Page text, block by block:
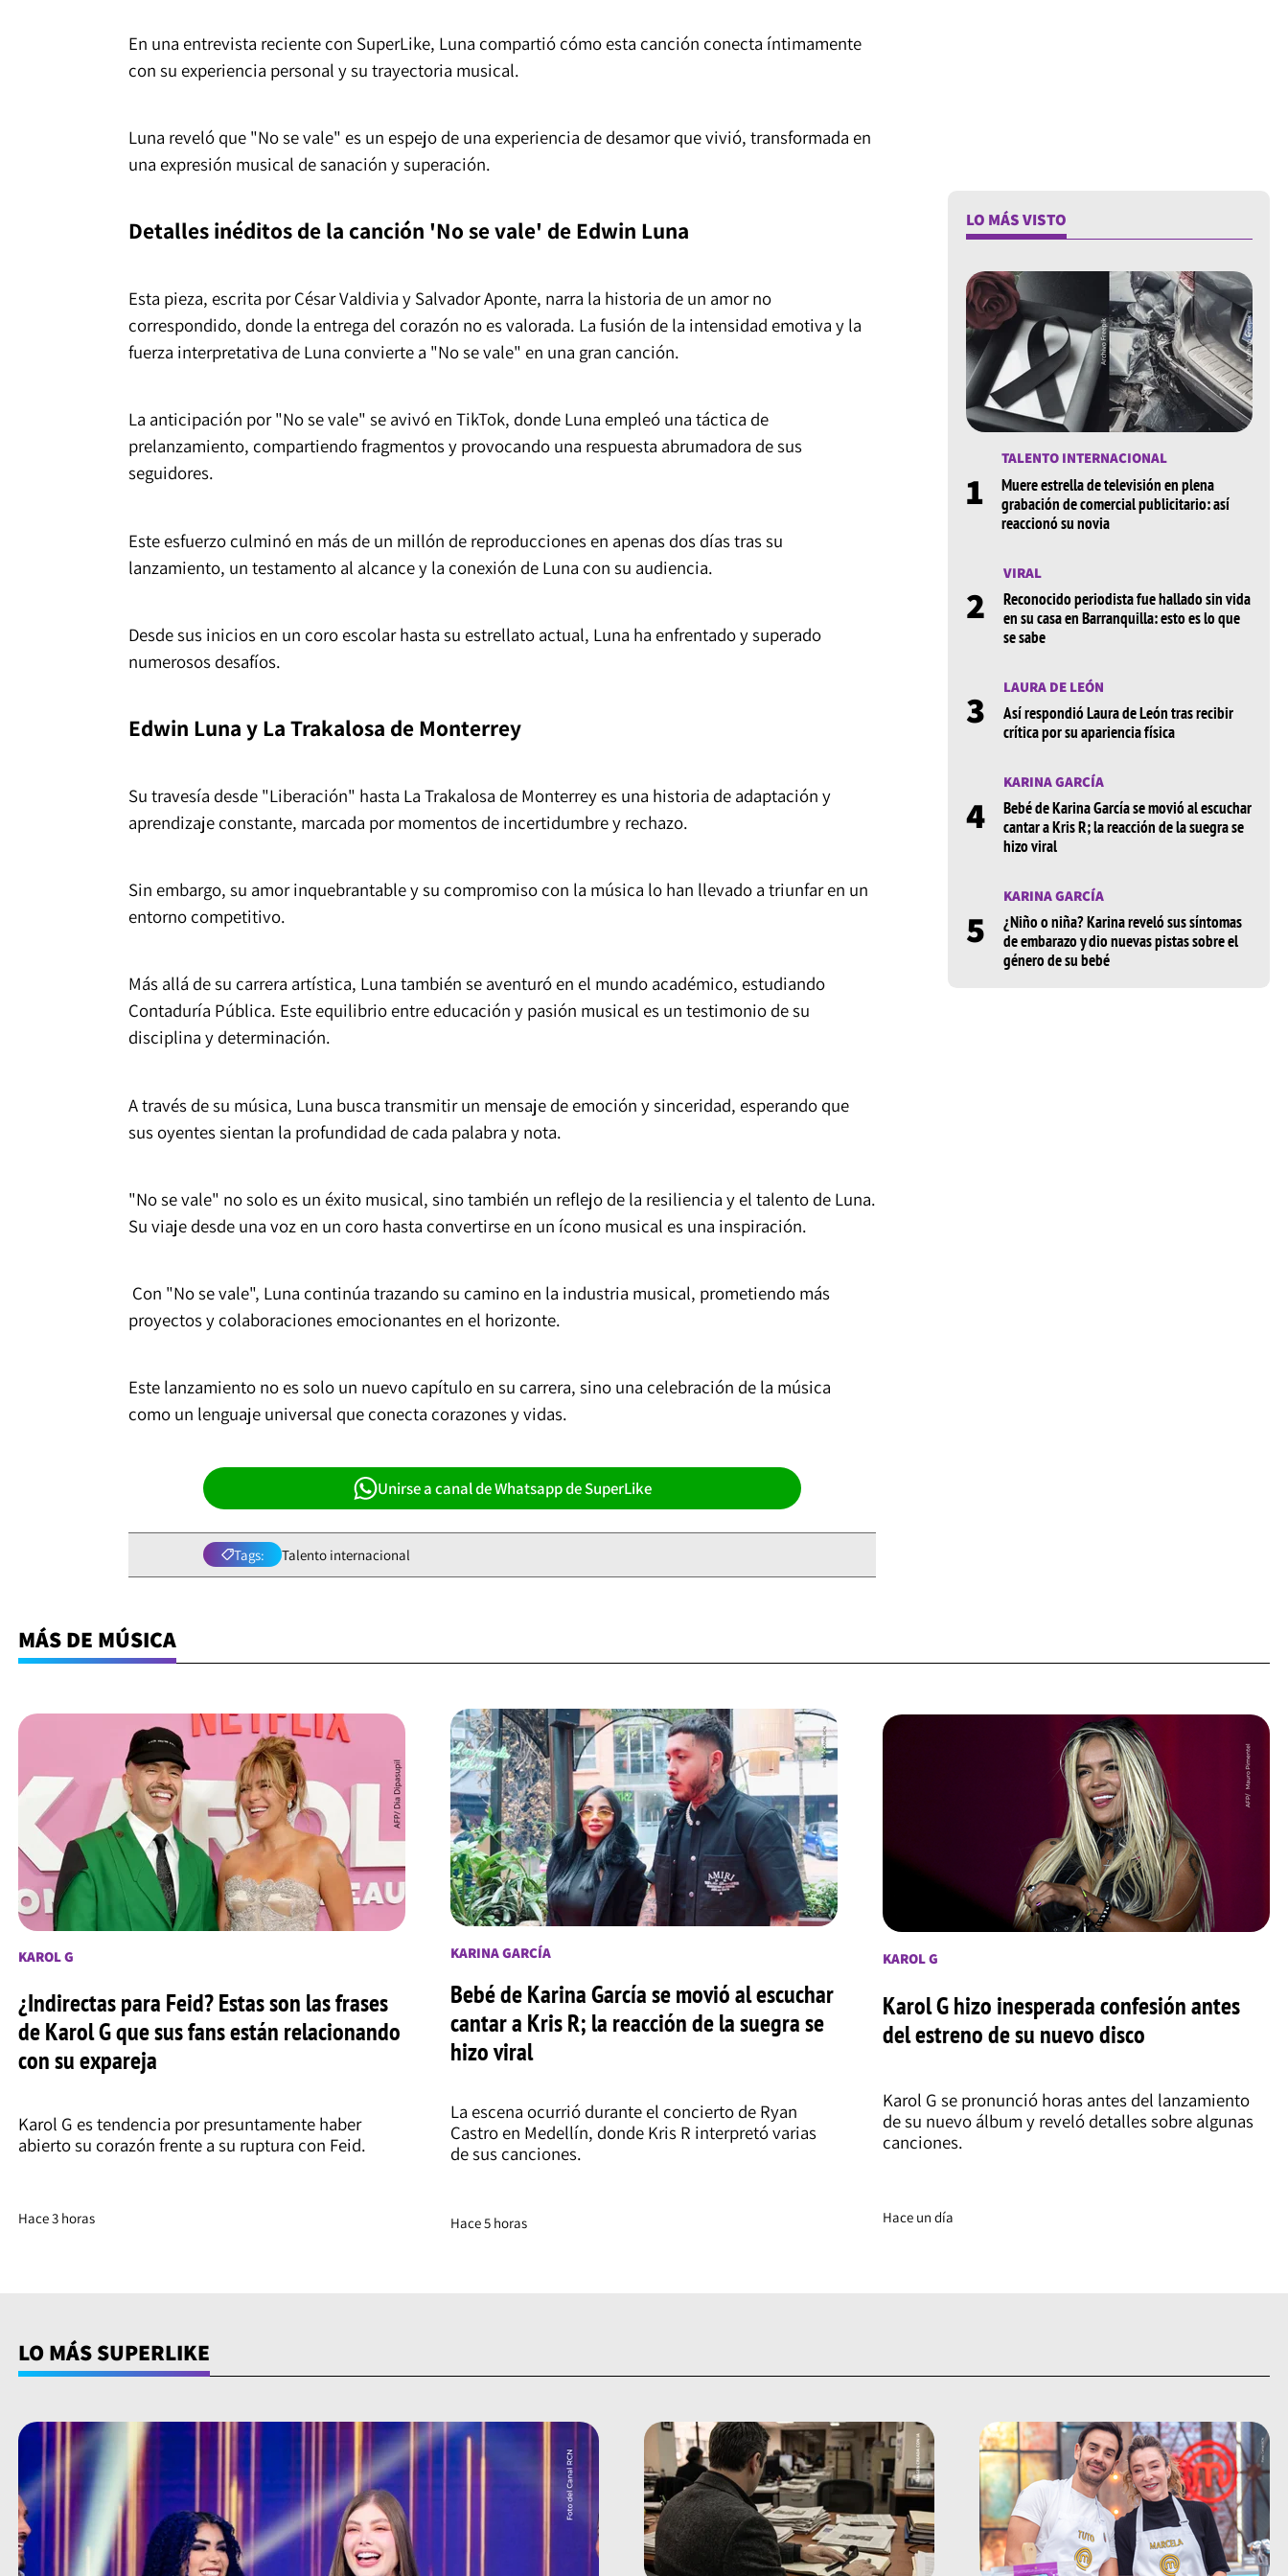
En una entrevista reciente con SuperLike, Luna compartió cómo esta canción conecta íntimamente
con su experiencia personal y su trayectoria musical.
Luna reveló que "No se vale" es un espejo de una experiencia de desamor que vivió, transformada en
una expresión musical de sanación y superación.
Detalles inéditos de la canción 'No se vale' de Edwin Luna
Esta pieza, escrita por César Valdivia y Salvador Aponte, narra la historia de un amor no
correspondido, donde la entrega del corazón no es valorada. La fusión de la intensidad emotiva y la
fuerza interpretativa de Luna convierte a "No se vale" en una gran canción.
La anticipación por "No se vale" se avivó en TikTok, donde Luna empleó una táctica de
prelanzamiento, compartiendo fragmentos y provocando una respuesta abrumadora de sus
seguidores.
Este esfuerzo culminó en más de un millón de reproducciones en apenas dos días tras su
lanzamiento, un testamento al alcance y la conexión de Luna con su audiencia.
Desde sus inicios en un coro escolar hasta su estrellato actual, Luna ha enfrentado y superado
numerosos desafíos.
Edwin Luna y La Trakalosa de Monterrey
Su travesía desde "Liberación" hasta La Trakalosa de Monterrey es una historia de adaptación y
aprendizaje constante, marcada por momentos de incertidumbre y rechazo.
Sin embargo, su amor inquebrantable y su compromiso con la música lo han llevado a triunfar en un
entorno competitivo.
Más allá de su carrera artística, Luna también se aventuró en el mundo académico, estudiando
Contaduría Pública. Este equilibrio entre educación y pasión musical es un testimonio de su
disciplina y determinación.
A través de su música, Luna busca transmitir un mensaje de emoción y sinceridad, esperando que
sus oyentes sientan la profundidad de cada palabra y nota.
"No se vale" no solo es un éxito musical, sino también un reflejo de la resiliencia y el talento de Luna.
Su viaje desde una voz en un coro hasta convertirse en un ícono musical es una inspiración.
Con "No se vale", Luna continúa trazando su camino en la industria musical, prometiendo más
proyectos y colaboraciones emocionantes en el horizonte.
Este lanzamiento no es solo un nuevo capítulo en su carrera, sino una celebración de la música
como un lenguaje universal que conecta corazones y vidas.
Unirse a canal de Whatsapp de SuperLike
Tags: Talento internacional
LO MÁS VISTO
1
TALENTO INTERNACIONAL
Muere estrella de televisión en plena
grabación de comercial publicitario: así
reaccionó su novia
2
VIRAL
Reconocido periodista fue hallado sin vida
en su casa en Barranquilla: esto es lo que
se sabe
3
LAURA DE LEÓN
Así respondió Laura de León tras recibir
crítica por su apariencia física
4
KARINA GARCÍA
Bebé de Karina García se movió al escuchar
cantar a Kris R; la reacción de la suegra se
hizo viral
5
KARINA GARCÍA
¿Niño o niña? Karina reveló sus síntomas
de embarazo y dio nuevas pistas sobre el
género de su bebé
MÁS DE MÚSICA
KAROL G
¿Indirectas para Feid? Estas son las frases
de Karol G que sus fans están relacionando
con su expareja
Karol G es tendencia por presuntamente haber
abierto su corazón frente a su ruptura con Feid.
Hace 3 horas
KARINA GARCÍA
Bebé de Karina García se movió al escuchar
cantar a Kris R; la reacción de la suegra se
hizo viral
La escena ocurrió durante el concierto de Ryan
Castro en Medellín, donde Kris R interpretó varias
de sus canciones.
Hace 5 horas
KAROL G
Karol G hizo inesperada confesión antes
del estreno de su nuevo disco
Karol G se pronunció horas antes del lanzamiento
de su nuevo álbum y reveló detalles sobre algunas
canciones.
Hace un día
LO MÁS SUPERLIKE